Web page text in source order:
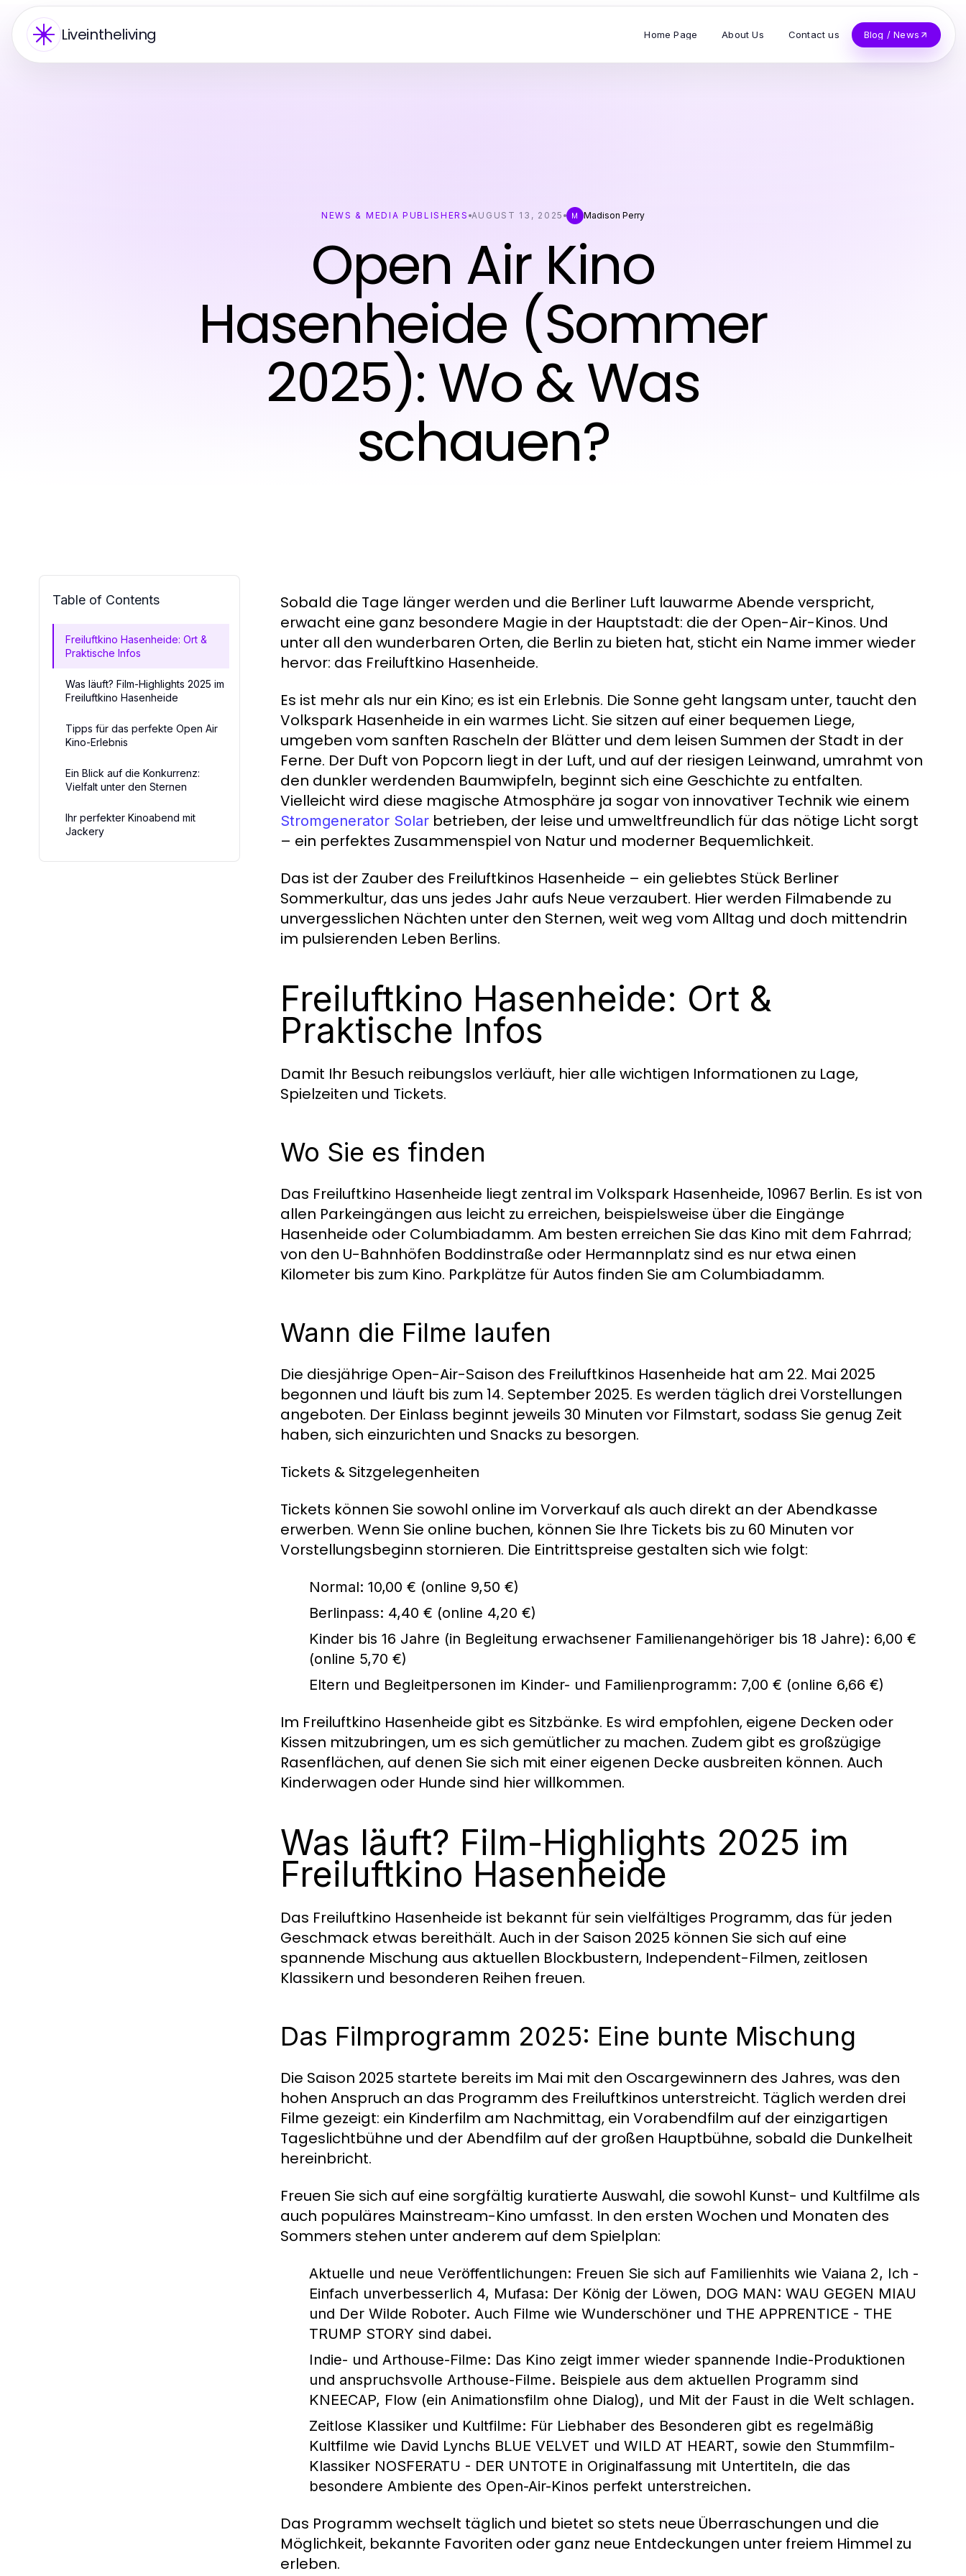
Liveintheliving Home Page About Us Contact us Blog / News
NEWS & MEDIA PUBLISHERS AUGUST 13, 2025 M Madison Perry
Open Air Kino
Hasenheide (Sommer
2025): Wo & Was
schauen?
Table of Contents
Freiluftkino Hasenheide: Ort &
Praktische Infos
Was läuft? Film-Highlights 2025 im
Freiluftkino Hasenheide
Tipps für das perfekte Open Air
Kino-Erlebnis
Ein Blick auf die Konkurrenz:
Vielfalt unter den Sternen
Ihr perfekter Kinoabend mit
Jackery
Sobald die Tage länger werden und die Berliner Luft lauwarme Abende verspricht,
erwacht eine ganz besondere Magie in der Hauptstadt: die der Open-Air-Kinos. Und
unter all den wunderbaren Orten, die Berlin zu bieten hat, sticht ein Name immer wieder
hervor: das Freiluftkino Hasenheide.
Es ist mehr als nur ein Kino; es ist ein Erlebnis. Die Sonne geht langsam unter, taucht den
Volkspark Hasenheide in ein warmes Licht. Sie sitzen auf einer bequemen Liege,
umgeben vom sanften Rascheln der Blätter und dem leisen Summen der Stadt in der
Ferne. Der Duft von Popcorn liegt in der Luft, und auf der riesigen Leinwand, umrahmt von
den dunkler werdenden Baumwipfeln, beginnt sich eine Geschichte zu entfalten.
Vielleicht wird diese magische Atmosphäre ja sogar von innovativer Technik wie einem
Stromgenerator Solar betrieben, der leise und umweltfreundlich für das nötige Licht sorgt
– ein perfektes Zusammenspiel von Natur und moderner Bequemlichkeit.
Das ist der Zauber des Freiluftkinos Hasenheide – ein geliebtes Stück Berliner
Sommerkultur, das uns jedes Jahr aufs Neue verzaubert. Hier werden Filmabende zu
unvergesslichen Nächten unter den Sternen, weit weg vom Alltag und doch mittendrin
im pulsierenden Leben Berlins.
Freiluftkino Hasenheide: Ort &
Praktische Infos
Damit Ihr Besuch reibungslos verläuft, hier alle wichtigen Informationen zu Lage,
Spielzeiten und Tickets.
Wo Sie es finden
Das Freiluftkino Hasenheide liegt zentral im Volkspark Hasenheide, 10967 Berlin. Es ist von
allen Parkeingängen aus leicht zu erreichen, beispielsweise über die Eingänge
Hasenheide oder Columbiadamm. Am besten erreichen Sie das Kino mit dem Fahrrad;
von den U-Bahnhöfen Boddinstraße oder Hermannplatz sind es nur etwa einen
Kilometer bis zum Kino. Parkplätze für Autos finden Sie am Columbiadamm.
Wann die Filme laufen
Die diesjährige Open-Air-Saison des Freiluftkinos Hasenheide hat am 22. Mai 2025
begonnen und läuft bis zum 14. September 2025. Es werden täglich drei Vorstellungen
angeboten. Der Einlass beginnt jeweils 30 Minuten vor Filmstart, sodass Sie genug Zeit
haben, sich einzurichten und Snacks zu besorgen.
Tickets & Sitzgelegenheiten
Tickets können Sie sowohl online im Vorverkauf als auch direkt an der Abendkasse
erwerben. Wenn Sie online buchen, können Sie Ihre Tickets bis zu 60 Minuten vor
Vorstellungsbeginn stornieren. Die Eintrittspreise gestalten sich wie folgt:
Normal: 10,00 € (online 9,50 €)
Berlinpass: 4,40 € (online 4,20 €)
Kinder bis 16 Jahre (in Begleitung erwachsener Familienangehöriger bis 18 Jahre): 6,00 €
(online 5,70 €)
Eltern und Begleitpersonen im Kinder- und Familienprogramm: 7,00 € (online 6,66 €)
Im Freiluftkino Hasenheide gibt es Sitzbänke. Es wird empfohlen, eigene Decken oder
Kissen mitzubringen, um es sich gemütlicher zu machen. Zudem gibt es großzügige
Rasenflächen, auf denen Sie sich mit einer eigenen Decke ausbreiten können. Auch
Kinderwagen oder Hunde sind hier willkommen.
Was läuft? Film-Highlights 2025 im
Freiluftkino Hasenheide
Das Freiluftkino Hasenheide ist bekannt für sein vielfältiges Programm, das für jeden
Geschmack etwas bereithält. Auch in der Saison 2025 können Sie sich auf eine
spannende Mischung aus aktuellen Blockbustern, Independent-Filmen, zeitlosen
Klassikern und besonderen Reihen freuen.
Das Filmprogramm 2025: Eine bunte Mischung
Die Saison 2025 startete bereits im Mai mit den Oscargewinnern des Jahres, was den
hohen Anspruch an das Programm des Freiluftkinos unterstreicht. Täglich werden drei
Filme gezeigt: ein Kinderfilm am Nachmittag, ein Vorabendfilm auf der einzigartigen
Tageslichtbühne und der Abendfilm auf der großen Hauptbühne, sobald die Dunkelheit
hereinbricht.
Freuen Sie sich auf eine sorgfältig kuratierte Auswahl, die sowohl Kunst- und Kultfilme als
auch populäres Mainstream-Kino umfasst. In den ersten Wochen und Monaten des
Sommers stehen unter anderem auf dem Spielplan:
Aktuelle und neue Veröffentlichungen: Freuen Sie sich auf Familienhits wie Vaiana 2, Ich -
Einfach unverbesserlich 4, Mufasa: Der König der Löwen, DOG MAN: WAU GEGEN MIAU
und Der Wilde Roboter. Auch Filme wie Wunderschöner und THE APPRENTICE - THE
TRUMP STORY sind dabei.
Indie- und Arthouse-Filme: Das Kino zeigt immer wieder spannende Indie-Produktionen
und anspruchsvolle Arthouse-Filme. Beispiele aus dem aktuellen Programm sind
KNEECAP, Flow (ein Animationsfilm ohne Dialog), und Mit der Faust in die Welt schlagen.
Zeitlose Klassiker und Kultfilme: Für Liebhaber des Besonderen gibt es regelmäßig
Kultfilme wie David Lynchs BLUE VELVET und WILD AT HEART, sowie den Stummfilm-
Klassiker NOSFERATU - DER UNTOTE in Originalfassung mit Untertiteln, die das
besondere Ambiente des Open-Air-Kinos perfekt unterstreichen.
Das Programm wechselt täglich und bietet so stets neue Überraschungen und die
Möglichkeit, bekannte Favoriten oder ganz neue Entdeckungen unter freiem Himmel zu
erleben.